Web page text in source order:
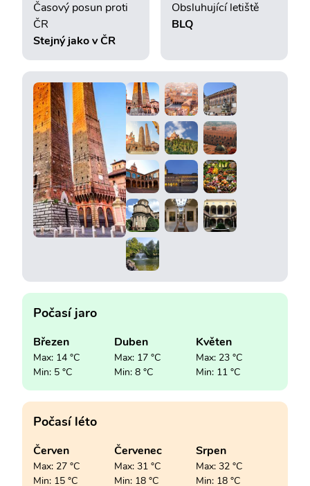
Časový posun proti
ČR
Stejný jako v ČR
Obsluhující letiště
BLQ
Počasí jaro
Březen
Max: 14 °C
Min: 5 °C
Duben
Max: 17 °C
Min: 8 °C
Květen
Max: 23 °C
Min: 11 °C
Počasí léto
Červen
Max: 27 °C
Min: 15 °C
Červenec
Max: 31 °C
Min: 18 °C
Srpen
Max: 32 °C
Min: 18 °C